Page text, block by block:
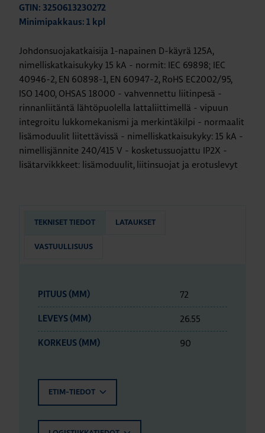
GTIN: 3250613230272
Minimipakkaus: 1 kpl
Johdonsuojakatkaisija 1-napainen D-käyrä 125A,
nimelliskatkaisukyky 15 kA - normit: IEC 69898; IEC
40946-2, EN 60898-1, EN 60947-2, RoHS EC2002/95,
ISO 1400, OHSAS 18000 - vahvennettu liitinpesä -
rinnanliitäntä lähtöpuolella lattaliittimellä - vipuun
integroitu lukkomekanismi ja merkintäkilpi - normaalit
lisämoduulit liitettävissä - nimelliskatkaisukyky: 15 kA -
nimellisjännite 240/415 V - kosketussuojattu IP2X -
lisätarvikkkeet: lisämoduulit, liitinsuojat ja erotuslevyt
TEKNISET TIEDOT LATAUKSET
VASTUULLISUUS
PITUUS (MM) 72
LEVEYS (MM) 26.55
KORKEUS (MM) 90
ETIM-TIEDOT